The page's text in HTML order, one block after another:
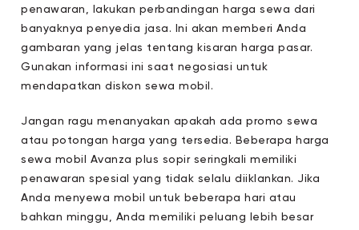
penawaran, lakukan perbandingan harga sewa dari
banyaknya penyedia jasa. Ini akan memberi Anda
gambaran yang jelas tentang kisaran harga pasar.
Gunakan informasi ini saat negosiasi untuk
mendapatkan diskon sewa mobil.
Jangan ragu menanyakan apakah ada promo sewa
atau potongan harga yang tersedia. Beberapa harga
sewa mobil Avanza plus sopir seringkali memiliki
penawaran spesial yang tidak selalu diiklankan. Jika
Anda menyewa mobil untuk beberapa hari atau
bahkan minggu, Anda memiliki peluang lebih besar